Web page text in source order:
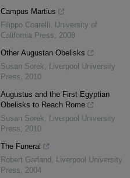
Campus Martius
Filippo Coarelli, University of
California Press, 2008
Other Augustan Obelisks
Susan Sorek, Liverpool University
Press, 2010
Augustus and the First Egyptian
Obelisks to Reach Rome
Susan Sorek, Liverpool University
Press, 2010
The Funeral
Robert Garland , Liverpool University
Press, 2004